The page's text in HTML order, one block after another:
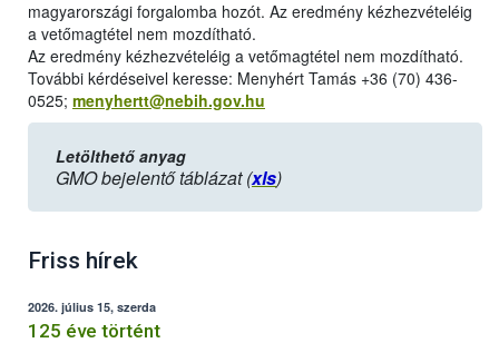
magyarországi forgalomba hozót. Az eredmény kézhezvételéig
a vetőmagtétel nem mozdítható.
Az eredmény kézhezvételéig a vetőmagtétel nem mozdítható.
További kérdéseivel keresse: Menyhért Tamás +36 (70) 436-
0525; menyhertt@nebih.gov.hu
Letölthető anyag
GMO bejelentő táblázat (xls)
Friss hírek
2026. július 15, szerda
125 éve történt